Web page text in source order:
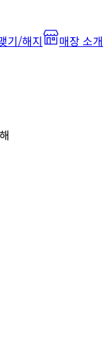
기/해지
매장 소개